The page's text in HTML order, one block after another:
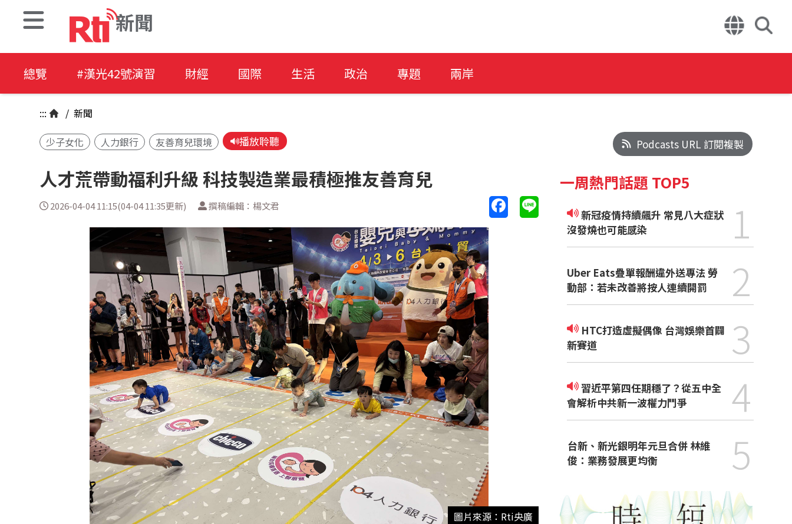
新聞
總覽 #漢光42號演習 財經 國際 生活 政治 專題 兩岸
::: / 新聞
少子女化 人力銀行 友善育兒環境 播放聆聽
人才荒帶動福利升級 科技製造業最積極推友善育兒
2026-04-04 11:15(04-04 11:35更新) 撰稿編輯：楊文君
圖片來源：Rti央廣
Podcasts URL 訂閱複製
一周熱門話題 TOP5
新冠疫情持續飆升 常見八大症狀
沒發燒也可能感染
1
Uber Eats疊單報酬違外送專法 勞
動部：若未改善將按人連續開罰
2
新賽道
3
習近平第四任期穩了？從五中全
會解析中共新一波權力鬥爭
4
台新、新光銀明年元旦合併 林維
俊：業務發展更均衡
5